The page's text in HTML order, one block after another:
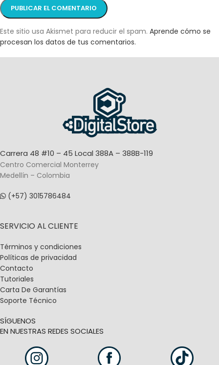
Este sitio usa Akismet para reducir el spam. Aprende cómo se
procesan los datos de tus comentarios.
Carrera 48 #10 – 45 Local 388A – 388B-119
Centro Comercial Monterrey
Medellín – Colombia
(+57) 3015786484
SERVICIO AL CLIENTE
Términos y condiciones
Políticas de privacidad
Contacto
Tutoriales
Carta De Garantías
Soporte Técnico
SÍGUENOS
EN NUESTRAS REDES SOCIALES